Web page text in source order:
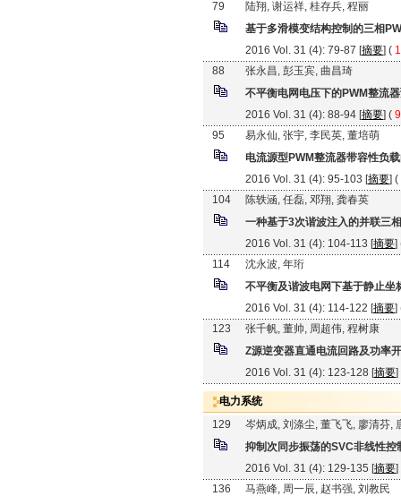
79
陆翔, 谢运祥, 桂存兵, 程丽
基于多滑模变结构控制的三相
2016 Vol. 31 (4): 79-87 [摘要] (
88
张永昌, 彭玉宾, 曲昌琦
不平衡电网电压下的PWM整流
2016 Vol. 31 (4): 88-94 [摘要] (
95
易永仙, 张宇, 李民英, 董培萌
电流源型PWM整流器带容性负
2016 Vol. 31 (4): 95-103 [摘要] (
104
陈轶涵, 任磊, 邓翔, 龚春英
一种基于3次谐波注入的并联三
2016 Vol. 31 (4): 104-113 [摘要]
114
沈永波, 年珩
不平衡及谐波电网下基于静止坐
2016 Vol. 31 (4): 114-122 [摘要]
123
张千帆, 董帅, 周超伟, 程树康
Z源逆变器直通电流回路及功率
2016 Vol. 31 (4): 123-128 [摘要]
电力系统
129
岑炳成, 刘涤尘, 董飞飞, 廖清芬,
抑制次同步振荡的SVC非线性控
2016 Vol. 31 (4): 129-135 [摘要]
136
马燕峰, 周一辰, 赵书强, 刘教民